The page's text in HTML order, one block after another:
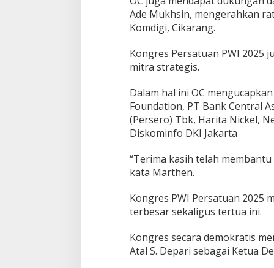
Ade Mukhsin, mengerahkan
Komdigi, Cikarang.
Kongres Persatuan PWI 2025
mitra strategis.
Dalam hal ini OC
Foundation, PT Bank Central
(Persero) Tbk, Harita Nickel,
Diskominfo DKI Jakarta
“Terima kasih telah
kata Marthen.
Kongres PWI Persatuan 2025
terbesar sekaligus tertua ini.
Kongres secara demokratis
Atal S. Depari sebagai Ketua